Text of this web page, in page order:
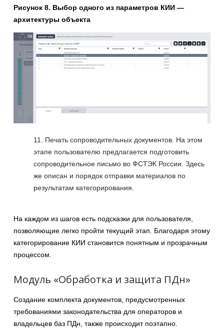
Рисунок 8. Выбор одного из параметров КИИ —
архитектуры объекта
Печать сопроводительных документов. На этом
этапе пользователю предлагается подготовить
сопроводительное письмо во ФСТЭК России. Здесь
же описан и порядок отправки материалов по
результатам категорирования.
На каждом из шагов есть подсказки для пользователя,
позволяющие легко пройти текущий этап. Благодаря этому
категорирование КИИ становится понятным и прозрачным
процессом.
Модуль «Обработка и защита ПДн»
Создание комплекта документов, предусмотренных
требованиями законодательства для операторов и
владельцев баз ПДн, также происходит поэтапно.